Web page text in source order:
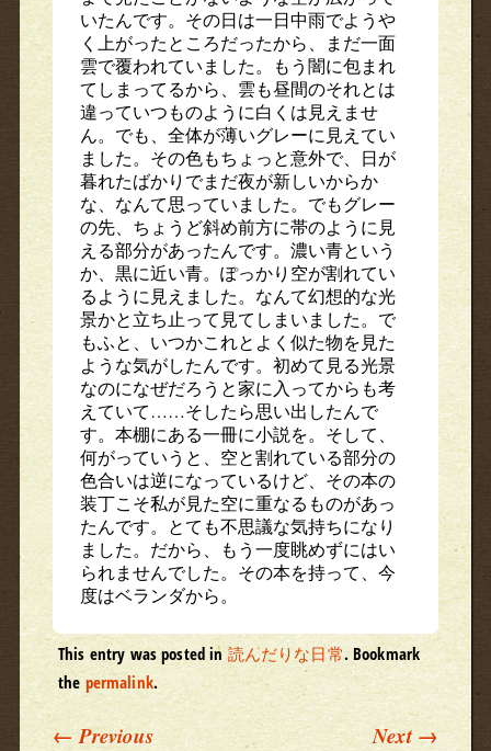
いたんです。その日は一日中雨でようや
く上がったところだったから、まだ一面
雲で覆われていました。もう闇に包まれ
てしまってるから、雲も昼間のそれとは
違っていつものように白くは見えませ
ん。でも、全体が薄いグレーに見えてい
ました。その色もちょっと意外で、日が
暮れたばかりでまだ夜が新しいからか
な、なんて思っていました。でもグレー
の先、ちょうど斜め前方に帯のように見
える部分があったんです。濃い青という
か、黒に近い青。ぽっかり空が割れてい
るように見えました。なんて幻想的な光
景かと立ち止って見てしまいました。で
もふと、いつかこれとよく似た物を見た
ような気がしたんです。初めて見る光景
なのになぜだろうと家に入ってからも考
えていて……そしたら思い出したんで
す。本棚にある一冊に小説を。そして、
何がっていうと、空と割れている部分の
色合いは逆になっているけど、その本の
装丁こそ私が見た空に重なるものがあっ
たんです。とても不思議な気持ちになり
ました。だから、もう一度眺めずにはい
られませんでした。その本を持って、今
度はベランダから。
This entry was posted in 読んだりな日常. Bookmark
the permalink.
Post navigation
←Previous Next→